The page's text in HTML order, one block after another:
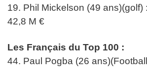
19. Phil Mickelson (49 ans)(golf)
42,8 M €
Les Français du Top 100 :
44. Paul Pogba (26